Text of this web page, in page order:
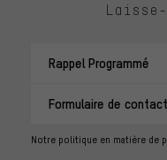
Rappel Programmé
Formulaire de contact
Notre politique en matière de